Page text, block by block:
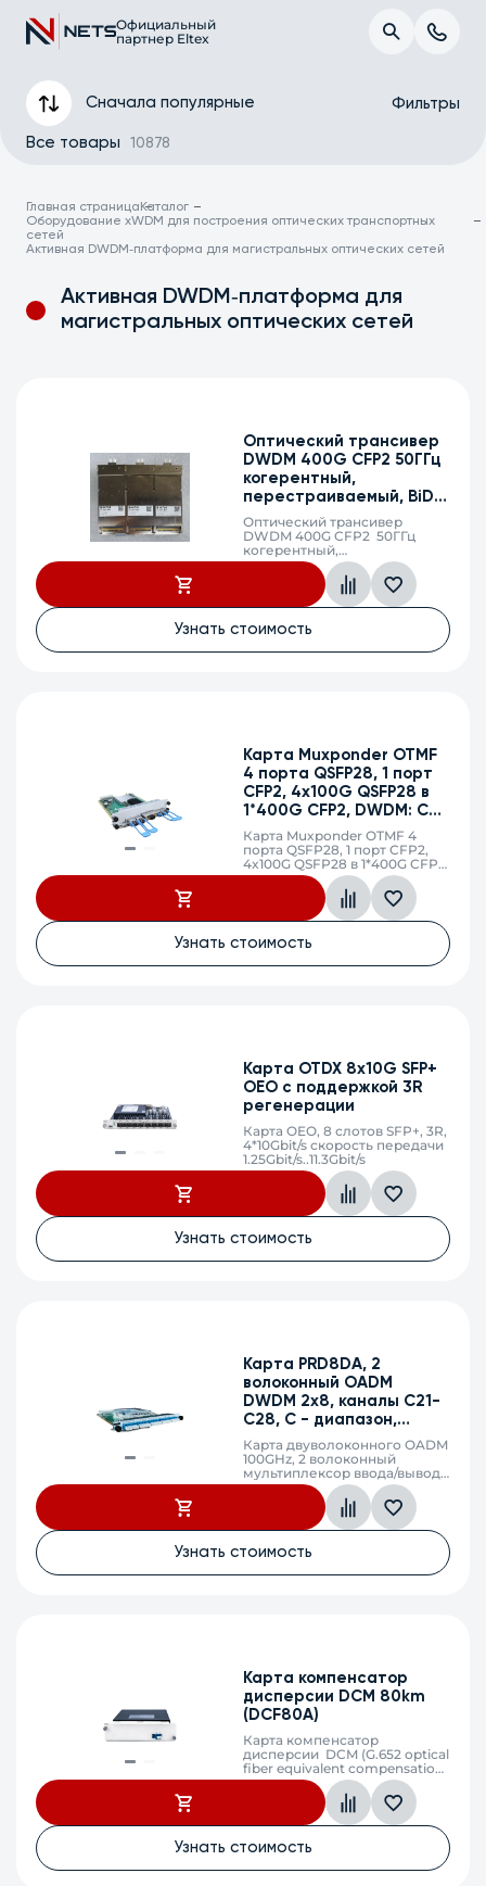
Официальный
партнер Eltex
Главная страница Каталог
Оборудование xWDM для построения оптических транспортных
сетей
Активная DWDM‑платформа для магистральных оптических сетей
Активная DWDM‑платформа для
магистральных оптических сетей
Все товары 10878
Сначала популярные Фильтры
Применить
Сбросить
Оптический трансивер
DWDM 400G CFP2 50ГГц
когерентный,
перестраиваемый, BiDi,
LC
Оптический трансивер
DWDM 400G CFP2 50ГГц
когерентный,
перестраиваемый, BiDi, LC
Узнать стоимость
Карта Muxponder OTMF
4 порта QSFP28, 1 порт
CFP2, 4x100G QSFP28 в
1*400G CFP2, DWDM: C-
band 50GHz 96
Карта Muxponder OTMF 4
порта QSFP28, 1 порт CFP2,
4x100G QSFP28 в 1*400G CFP2,
DWDM: C-band 50GHz 96
Узнать стоимость
Карта OTDX 8х10G SFP+
OEO с поддержкой 3R
регенерации
Карта OEO, 8 слотов SFP+, 3R,
4*10Gbit/s скорость передачи
1.25Gbit/s..11.3Gbit/s
Узнать стоимость
Карта PRD8DA, 2
волоконный OADM
DWDM 2х8, каналы C21-
C28, C - диапазон,
LC/UPC
Карта двуволоконного OADM
100GHz, 2 волоконный
мультиплексор ввода/вывода
2х8, каналы C21-C28, C -
диапазон, LC/UPC
Узнать стоимость
Карта компенсатор
дисперсии DCM 80km
(DCF80A)
Карта компенсатор
дисперсии DCM (G.652 optical
fiber equivalent compensation
80km)
Узнать стоимость